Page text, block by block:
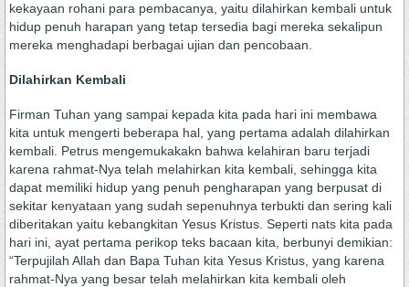
kekayaan rohani para pembacanya, yaitu dilahirkan kembali untuk
hidup penuh harapan yang tetap tersedia bagi mereka sekalipun
mereka menghadapi berbagai ujian dan pencobaan.
Dilahirkan Kembali
Firman Tuhan yang sampai kepada kita pada hari ini membawa
kita untuk mengerti beberapa hal, yang pertama adalah dilahirkan
kembali. Petrus mengemukakakn bahwa kelahiran baru terjadi
karena rahmat-Nya telah melahirkan kita kembali, sehingga kita
dapat memiliki hidup yang penuh pengharapan yang berpusat di
sekitar kenyataan yang sudah sepenuhnya terbukti dan sering kali
diberitakan yaitu kebangkitan Yesus Kristus. Seperti nats kita pada
hari ini, ayat pertama perikop teks bacaan kita, berbunyi demikian:
“Terpujilah Allah dan Bapa Tuhan kita Yesus Kristus, yang karena
rahmat-Nya yang besar telah melahirkan kita kembali oleh